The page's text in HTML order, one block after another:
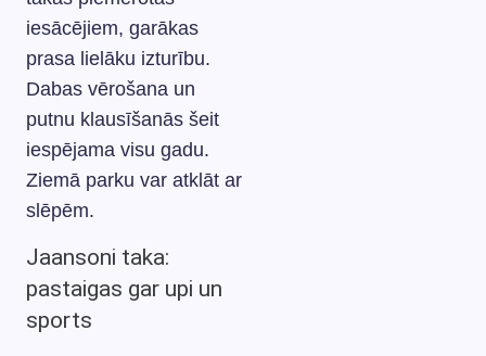
iesācējiem, garākas
prasa lielāku izturību.
Dabas vērošana un
putnu klausīšanās šeit
iespējama visu gadu.
Ziemā parku var atklāt ar
slēpēm.
Jaansoni taka:
pastaigas gar upi un
sports